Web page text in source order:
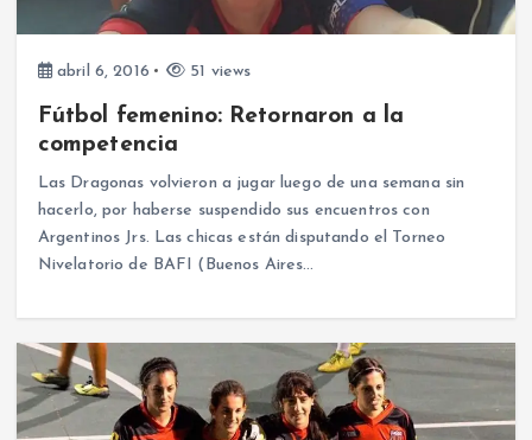
abril 6, 2016 51 views
Fútbol femenino: Retornaron a la
competencia
Las Dragonas volvieron a jugar luego de una semana sin
hacerlo, por haberse suspendido sus encuentros con
Argentinos Jrs. Las chicas están disputando el Torneo
Nivelatorio de BAFI (Buenos Aires…